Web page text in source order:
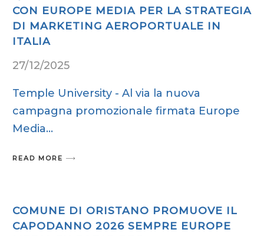
CON EUROPE MEDIA PER LA STRATEGIA
DI MARKETING AEROPORTUALE IN
ITALIA
27/12/2025
Temple University - Al via la nuova
campagna promozionale firmata Europe
Media
READ MORE
COMUNE DI ORISTANO PROMUOVE IL
CAPODANNO 2026 SEMPRE EUROPE